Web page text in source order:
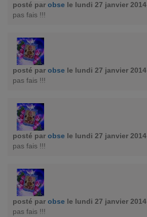
posté par obse le lundi 27 janvier 2014
pas fais !!!
posté par obse le lundi 27 janvier 2014
pas fais !!!
posté par obse le lundi 27 janvier 2014
pas fais !!!
posté par obse le lundi 27 janvier 2014
pas fais !!!